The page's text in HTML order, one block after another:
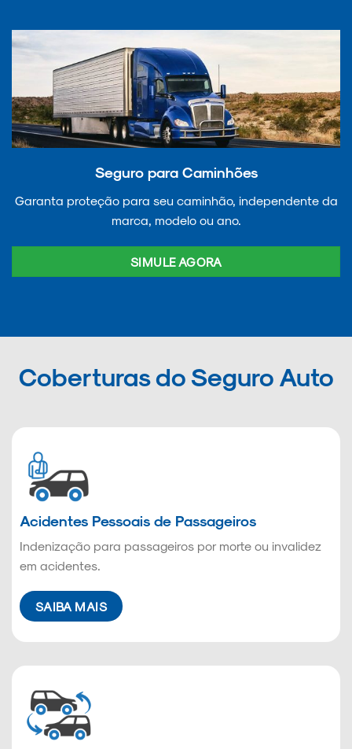
Seguro para Caminhões
Garanta proteção para seu caminhão, independente da
marca, modelo ou ano.
SIMULE AGORA
Coberturas do Seguro Auto
Acidentes Pessoais de Passageiros
Indenização para passageiros por morte ou invalidez
em acidentes.
SAIBA MAIS